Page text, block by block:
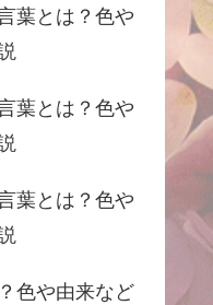
葉とは？色や
葉とは？色や
葉とは？色や
色や由来など